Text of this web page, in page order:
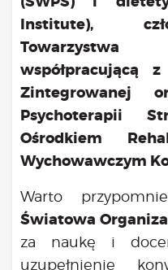
Institute),
Towarzystwa
współpracującą
Zintegrowanej
Psychoterapii
Ośrodkiem
Wychowawczym
Warto
Światowa
za naukę i
uzupełnienie
Bądź
Cykle
Sensowne
Zmieniamy
Cykl
Bądź